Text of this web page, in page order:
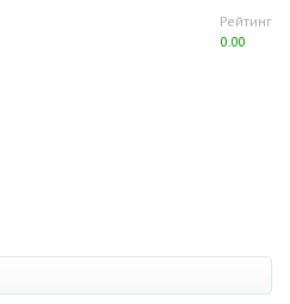
Рейтинг
0.00